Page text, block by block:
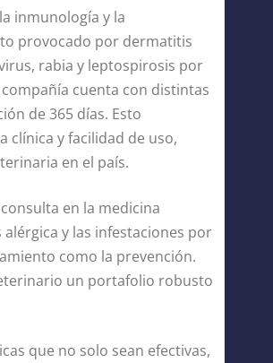
inmunología y la
provocado por dermatitis
rabia y leptospirosis por
cuenta con distintas
de 365 días. Esto
clínica y facilidad de uso,
en el país.
en la medicina
y las infestaciones por
como la prevención.
un portafolio robusto
que no solo sean efectivas,